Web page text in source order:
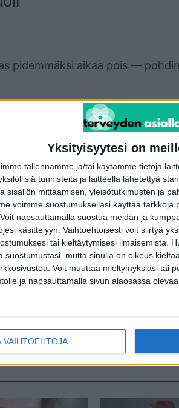
Yksityisyytesi on
tallennamme ja/tai käytämme tietoja
tunnisteita ja laitteella lähetettyä
sisällön mittaamisen, yleisötutkimusten ja
voimme suostumuksellasi käyttää tarkkoja
napsauttamalla suostua meidän ja
käsittelyyn. Vaihtoehtoisesti voit siirtyä
tai kieltäytymisesi ilmaisemista.
suostumustasi, mutta sinulla on oikeus
Voit muuttaa mieltymyksiäsi tai
ja napsauttamalla sivun alaosassa
VAIHTOEHTOJA
pidemmäksi aikaa pois —
toukokuussa, virikkeitä on
enemmän kuin voin sanoin
omia menoja ilman
WhatsApp
MN: Näyttelijä Sari Havaksen